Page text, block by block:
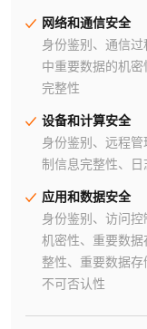
网络和通信安全
身份鉴别、通信
中重要数据的机
完整性
设备和计算安全
身份鉴别、远程
制信息完整性、
应用和数据安全
身份鉴别、访问
机密性、重要数
整性、重要数据
不可否认性